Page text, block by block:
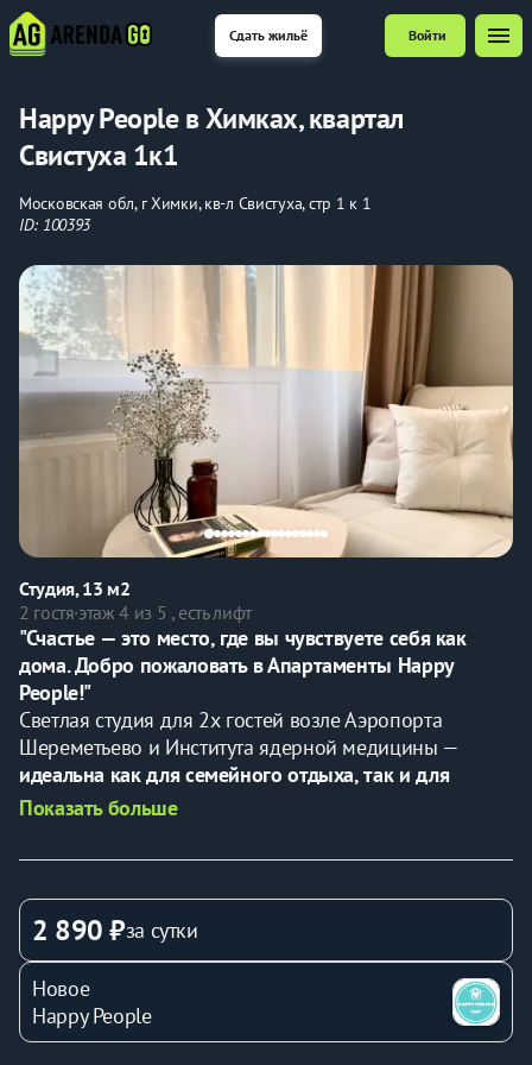
Сдать жильё Войти menu
Happy People в Химках, квартал
Свистуха 1к1
Московская обл, г Химки, кв-л Свистуха, стр 1 к 1
ID: 100393
Студия, 13 м2
2 гостя·этаж 4 из 5 , есть лифт
"Счастье — это место, где вы чувствуете себя как
дома. Добро пожаловать в Апартаменты Happy
People!"
Светлая студия для 2х гостей возле Аэропорта
идеальна как для семейного отдыха, так и для
командировки.
💼 Предоставляем все необходимые отчетные
⏰
в любое удобное время
✅В KBАPТИPE ЕCTЬ ВСE HЕОБХОДИМOE ДЛЯ
KОМФОРТА:
- Двуспальный диван застеленный постельным
бельем.
- Двa кoмплекта полотeнeц для кaждогo гостя
Показать больше
2 890 ₽за сутки
Новое
Happy People